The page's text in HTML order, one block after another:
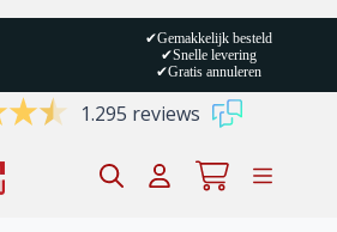
✔Gemakkelijk besteld
✔Snelle levering
✔Gratis annuleren
1.295 reviews
Winkelwagen